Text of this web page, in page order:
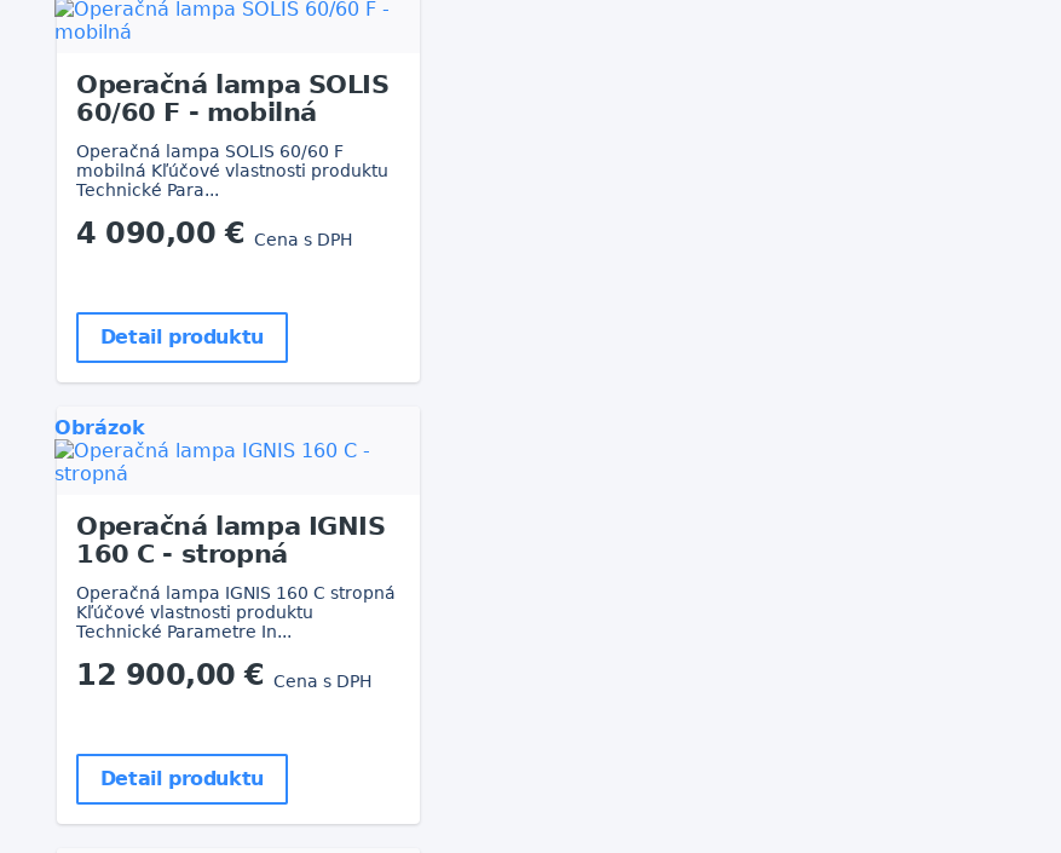
Operačná lampa SOLIS
60/60 F - mobilná
Operačná lampa SOLIS 60/60 F
mobilná Kľúčové vlastnosti produktu
Technické Para...
4 090,00 € Cena s DPH
Detail produktu
Obrázok
Operačná lampa IGNIS
160 C - stropná
Operačná lampa IGNIS 160 C stropná
Kľúčové vlastnosti produktu
Technické Parametre In...
12 900,00 € Cena s DPH
Detail produktu